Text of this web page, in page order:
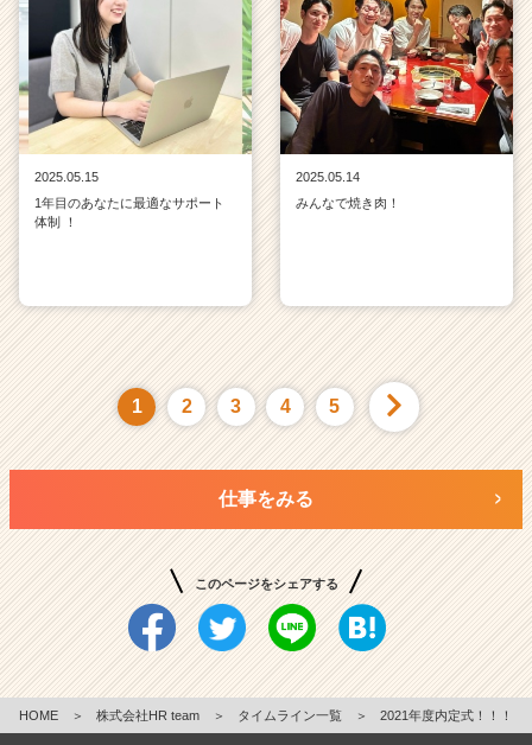
2025.05.15
1年目のあなたに最適なサポート
体制 ！
2025.05.14
みんなで焼き肉！
1 2 3 4 5
仕事をみる
このページをシェアする
HOME ＞ 株式会社HR team ＞ タイムライン一覧 ＞ 2021年度内定式！！！